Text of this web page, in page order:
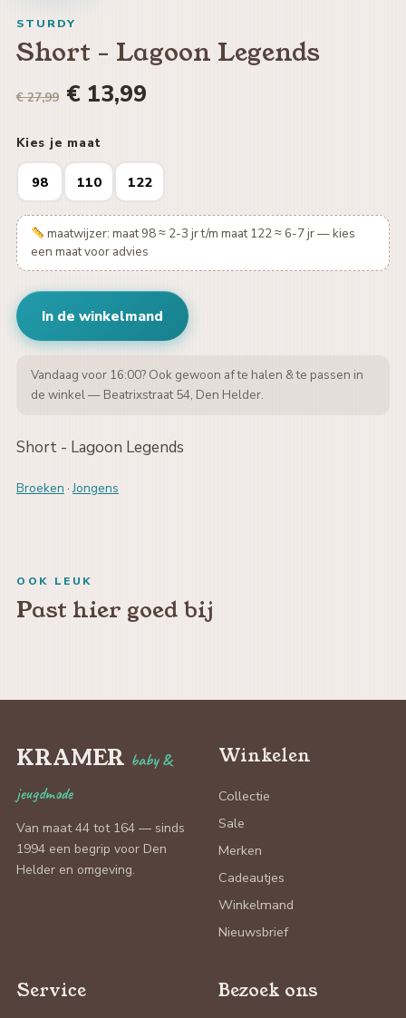
STURDY
Short - Lagoon Legends
€ 27,99 € 13,99
Kies je maat
98 110 122
maatwijzer: maat 98 ≈ 2-3 jr t/m maat 122 ≈ 6-7 jr — kies
een maat voor advies
In de winkelmand
Vandaag voor 16:00? Ook gewoon af te halen & te passen in
de winkel — Beatrixstraat 54, Den Helder.
Short - Lagoon Legends
Broeken ·Jongens
OOK LEUK
Past hier goed bij
KRAMER baby &
jeugdmode
Van maat 44 tot 164 — sinds
1994 een begrip voor Den
Helder en omgeving.
Winkelen
Collectie
Sale
Merken
Cadeautjes
Winkelmand
Nieuwsbrief
Service Bezoek ons